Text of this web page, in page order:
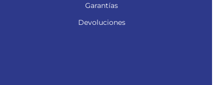
Garantías
Devoluciones